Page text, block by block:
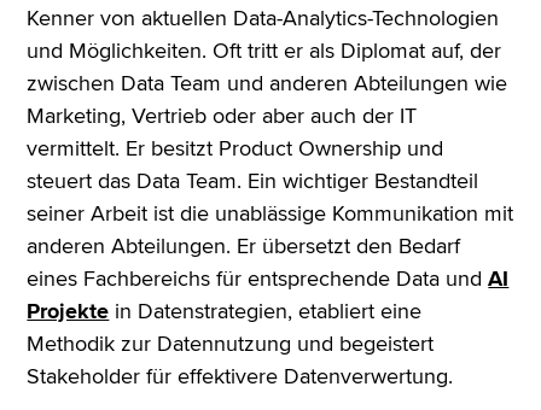
Kenner von aktuellen Data-Analytics-Technologien
und Möglichkeiten. Oft tritt er als Diplomat auf, der
zwischen Data Team und anderen Abteilungen wie
Marketing, Vertrieb oder aber auch der IT
vermittelt. Er besitzt Product Ownership und
steuert das Data Team. Ein wichtiger Bestandteil
seiner Arbeit ist die unablässige Kommunikation mit
anderen Abteilungen. Er übersetzt den Bedarf
eines Fachbereichs für entsprechende Data undAI
Projekte in Datenstrategien, etabliert eine
Methodik zur Datennutzung und begeistert
Stakeholder für effektivere Datenverwertung.